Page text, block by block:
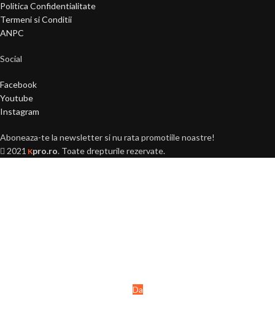
Politica Confidentialitate
Termeni si Conditii
ANPC
Social
Facebook
Youtube
Instagram
Aboneaza-te la newsletter si nu rata promotiile noastre!
2021 Kpro.ro. Toate drepturile rezervate.
Da